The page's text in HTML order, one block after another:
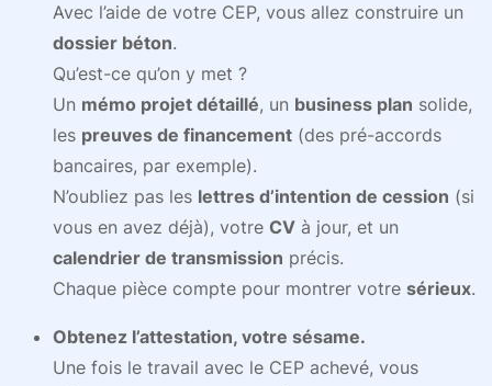
Avec l’aide de votre CEP, vous allez construire un
dossier béton.
Qu’est-ce qu’on y met ?
Un mémo projet détaillé, un business plan solide,
les preuves de financement (des pré-accords
bancaires, par exemple).
N’oubliez pas les lettres d’intention de cession (si
vous en avez déjà), votre CV à jour, et un
calendrier de transmission précis.
Chaque pièce compte pour montrer votre sérieux.
Obtenez l’attestation, votre sésame.
Une fois le travail avec le CEP achevé, vous